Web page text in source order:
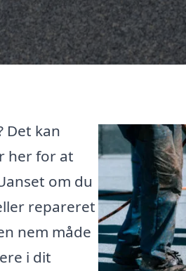
Det kan
her for at
om du
repareret
nem måde
i dit